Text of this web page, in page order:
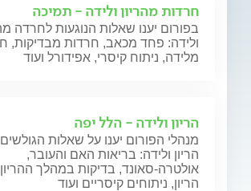
חרדות מהריון ולידה - תמיכה
בפורום יענו שאלות הנוגעות לחרדה
ולידה: פחד מכאב, חרדות מבדיקות,
מלידה, ניתוח קיסרי, אפידורל ועוד
הריון ולידה - הלל יפה
מנהלי הפורום יענו על שאלות
הריון ולידה: בריאות האם והעובר,
אולטרה-סאונד, בדיקות במהלך
הריון, ניתוחים קיסריים ועוד